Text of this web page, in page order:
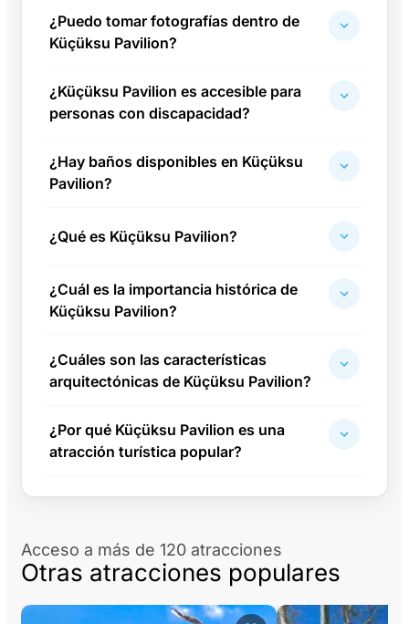
¿Puedo tomar fotografías dentro de
Küçüksu Pavilion?
¿Küçüksu Pavilion es accesible para
personas con discapacidad?
¿Hay baños disponibles en Küçüksu
Pavilion?
¿Qué es Küçüksu Pavilion?
¿Cuál es la importancia histórica de
Küçüksu Pavilion?
¿Cuáles son las características
arquitectónicas de Küçüksu Pavilion?
¿Por qué Küçüksu Pavilion es una
atracción turística popular?
Acceso a más de 120 atracciones
Otras atracciones populares